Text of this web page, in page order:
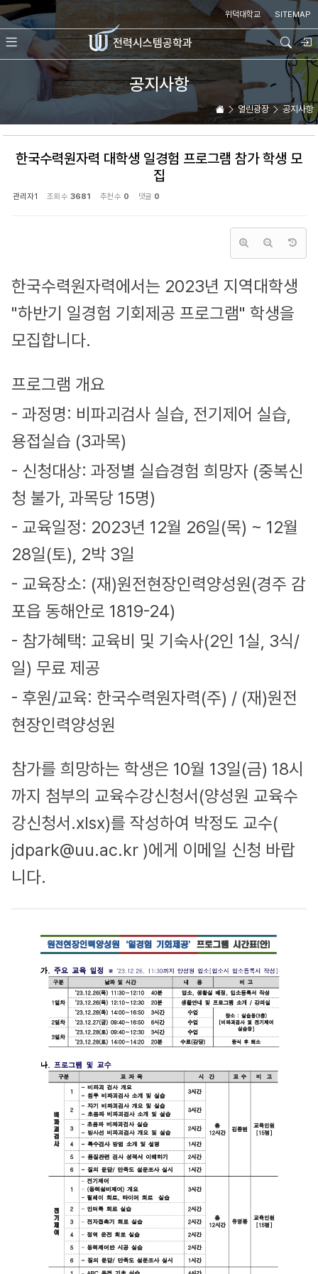
위덕대학교 SITEMAP
전력시스템공학과
공지사항
열린광장 공지사항
한국수력원자력 대학생 일경험 프로그램 참가 학생 모
집
관리자1 조회 수 3681 추천 수 0 댓글 0
한국수력원자력에서는 2023년 지역대학생
"하반기 일경험 기회제공 프로그램" 학생을
모집합니다.
프로그램 개요
- 과정명: 비파괴검사 실습, 전기제어 실습,
용접실습 (3과목)
- 신청대상: 과정별 실습경험 희망자 (중복신
청 불가, 과목당 15명)
- 교육일정: 2023년 12월 26일(목) ~ 12월
28일(토), 2박 3일
- 교육장소: (재)원전현장인력양성원(경주 감
포읍 동해안로 1819-24)
- 참가혜택: 교육비 및 기숙사(2인 1실, 3식/
일) 무료 제공
- 후원/교육: 한국수력원자력(주) / (재)원전
현장인력양성원
참가를 희망하는 학생은 10월 13일(금) 18시
까지 첨부의 교육수강신청서(양성원 교육수
강신청서.xlsx)를 작성하여 박정도 교수(
jdpark@uu.ac.kr )에게 이메일 신청 바랍
니다.